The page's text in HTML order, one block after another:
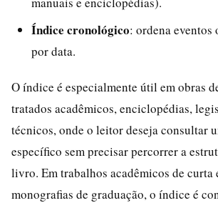
Índice cronológico: ordena eventos
por data.
O índice é especialmente útil em obras
tratados acadêmicos, enciclopédias,
técnicos, onde o leitor deseja consultar
específico sem precisar percorrer a
livro. Em trabalhos acadêmicos de curta
monografias de graduação, o índice é